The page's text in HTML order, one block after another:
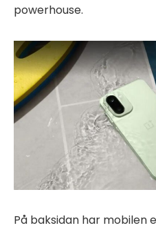
powerhouse.
På baksidan har mobilen